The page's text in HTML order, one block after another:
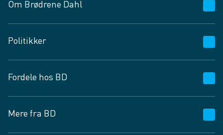
Om Brødrene Dahl
Vagttelefon 30 10 89 89
Spørgsmål og svar
Job og karriere
Fødevarekontrolrapport
Politikker
Privatlivspolitik
Cookies
Vilkår og betingelser
Fordele hos BD
BD app
Mere fra BD